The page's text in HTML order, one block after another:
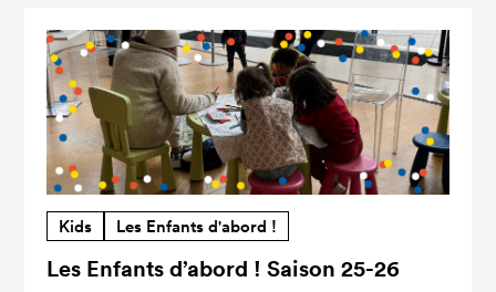
Kids Les Enfants d'abord !
Les Enfants d’abord ! Saison 25-26